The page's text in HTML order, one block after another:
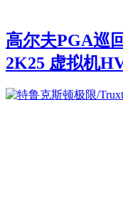
高尔夫PGA巡
2K25 虚拟机